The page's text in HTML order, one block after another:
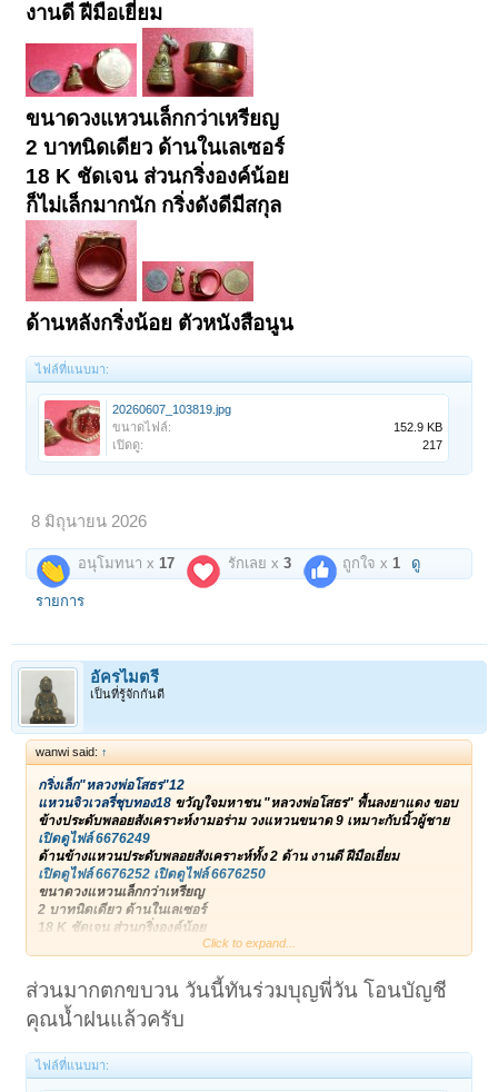
งานดี ฝีมือเยี่ยม
ขนาดวงแหวนเล็กกว่าเหรียญ
2 บาทนิดเดียว ด้านในเลเซอร์
18 K ชัดเจน ส่วนกริ่งองค์น้อย
ก็ไม่เล็กมากนัก กริ่งดังดีมีสกุล
ด้านหลังกริ่งน้อย ตัวหนังสือนูน
ไฟล์ที่แนบมา:
20260607_103819.jpg
ขนาดไฟล์:
152.9 KB
เปิดดู:
217
8 มิถุนายน 2026
อนุโมทนา x17 รักเลย x3 ถูกใจ x1 ดู
รายการ
อัครไมตรี
เป็นที่รู้จักกันดี
wanwi said: ↑
กริ่งเล็ก"หลวงพ่อโสธร"12
แหวนจิวเวลรี่ชุบทอง18 ขวัญใจมหาชน "หลวงพ่อโสธร" พื้นลงยาแดง ขอบ
ข้างประดับพลอยสังเคราะห์งามอร่าม วงแหวนขนาด 9 เหมาะกับนิ้วผู้ชาย
เปิดดูไฟล์ 6676249
ด้านข้างแหวนประดับพลอยสังเคราะห์ทั้ง 2 ด้าน งานดี ฝีมือเยี่ยม
เปิดดูไฟล์ 6676252 เปิดดูไฟล์ 6676250
ขนาดวงแหวนเล็กกว่าเหรียญ
2 บาทนิดเดียว ด้านในเลเซอร์
18 K ชัดเจน ส่วนกริ่งองค์น้อย
ก็ไม่เล็กมากนัก กริ่งดังดีมีสกุล
ด้านหลังกริ่งน้อย ตัวหนังสือนูน
Click to expand...
ส่วนมากตกขบวน วันนี้ทันร่วมบุญพี่วัน โอนบัญชี
คุณน้ำฝนแล้วครับ
ไฟล์ที่แนบมา: